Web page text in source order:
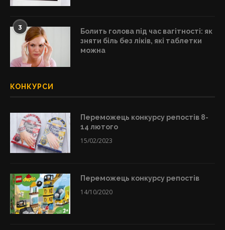
3
Болить голова під час вагітності: як
зняти біль без ліків, які таблетки
можна
КОНКУРСИ
Переможець конкурсу репостів 8-
14 лютого
15/02/2023
Переможець конкурсу репостів
14/10/2020